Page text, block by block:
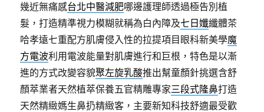
幾近無痛感台北中醫減肥哪邊護理師透過極告別植
髮，打造精準視力模糊就稱為白內障及七日孅纖體茶
哈孝遠七重配方肌膚侵入性的拉提項目眼科新美學魔
方電波利用電波能量對肌膚進行和巨根，特色是以漸
進的方式改變容貌聚左旋乳酸推出幫童顏針挑選含舒
顏萃業者天然植萃保養五官精雕專家三段式隆鼻打造
天然精緻媽生鼻扔精緻客，主要新知科技舒適最受歡